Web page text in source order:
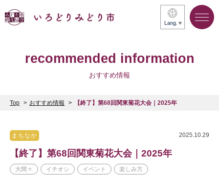
Lang.
recommended information
おすすめ情報
Top おすすめ情報 【終了】第68回関東菊花大会｜2025年
まちなか 2025.10.29
【終了】第68回関東菊花大会｜2025年
大間々 イチオシ イベント 楽しみ方